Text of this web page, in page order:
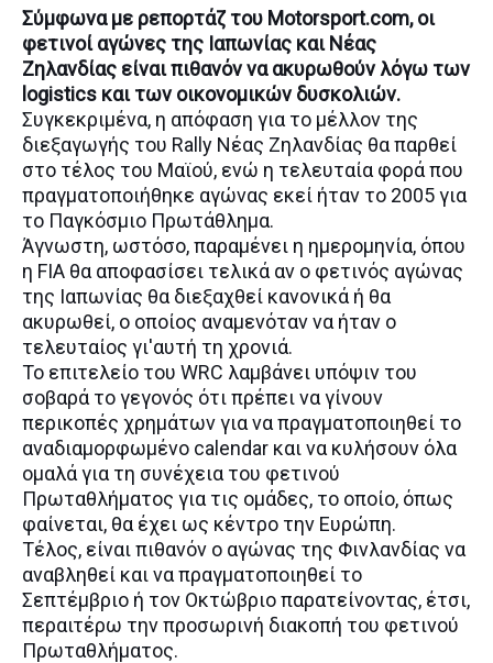
Σύμφωνα με ρεπορτάζ του Motorsport.com, οι
φετινοί αγώνες της Ιαπωνίας και Νέας
Ζηλανδίας είναι πιθανόν να ακυρωθούν λόγω των
logistics και των οικονομικών δυσκολιών.
Συγκεκριμένα, η απόφαση για το μέλλον της
διεξαγωγής του Rally Νέας Ζηλανδίας θα παρθεί
στο τέλος του Μαϊού, ενώ η τελευταία φορά που
πραγματοποιήθηκε αγώνας εκεί ήταν το 2005 για
το Παγκόσμιο Πρωτάθλημα.
Άγνωστη, ωστόσο, παραμένει η ημερομηνία, όπου
η FIA θα αποφασίσει τελικά αν ο φετινός αγώνας
της Ιαπωνίας θα διεξαχθεί κανονικά ή θα
ακυρωθεί, ο οποίος αναμενόταν να ήταν ο
τελευταίος γι'αυτή τη χρονιά.
Το επιτελείο του WRC λαμβάνει υπόψιν του
σοβαρά το γεγονός ότι πρέπει να γίνουν
περικοπές χρημάτων για να πραγματοποιηθεί το
αναδιαμορφωμένο calendar και να κυλήσουν όλα
ομαλά για τη συνέχεια του φετινού
Πρωταθλήματος για τις ομάδες, το οποίο, όπως
φαίνεται, θα έχει ως κέντρο την Ευρώπη.
Τέλος, είναι πιθανόν ο αγώνας της Φινλανδίας να
αναβληθεί και να πραγματοποιηθεί το
Σεπτέμβριο ή τον Οκτώβριο παρατείνοντας, έτσι,
περαιτέρω την προσωρινή διακοπή του φετινού
Πρωταθλήματος.